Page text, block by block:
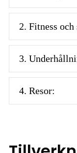
2. Fitness och
3.
4. Resor: